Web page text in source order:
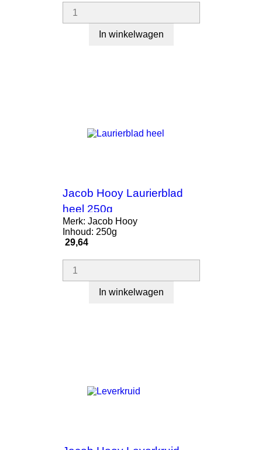
In winkelwagen
Jacob Hooy Laurierblad
heel 250g
Merk: Jacob Hooy
Inhoud: 250g
Prijs
29,64
In winkelwagen